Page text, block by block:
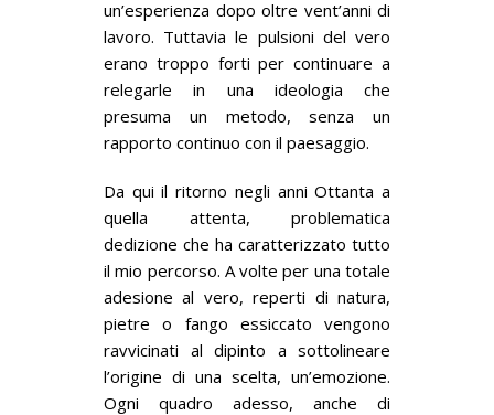
un’esperienza dopo oltre vent’anni di
lavoro. Tuttavia le pulsioni del vero
erano troppo forti per continuare a
relegarle in una ideologia che
presuma un metodo, senza un
rapporto continuo con il paesaggio.
Da qui il ritorno negli anni Ottanta a
quella attenta, problematica
dedizione che ha caratterizzato tutto
il mio percorso. A volte per una totale
adesione al vero, reperti di natura,
pietre o fango essiccato vengono
ravvicinati al dipinto a sottolineare
l’origine di una scelta, un’emozione.
Ogni quadro adesso, anche di